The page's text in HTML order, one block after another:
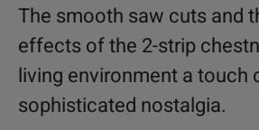
The smooth saw cuts and
effects of the 2-strip
living environment a touch
sophisticated nostalgia.